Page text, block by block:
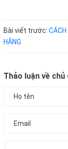
Bài viết trước: CÁCH
HÃNG
Thảo luận về chủ